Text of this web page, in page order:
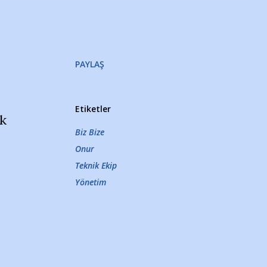
PAYLAŞ
Etiketler
Biz Bize
Onur
Teknik Ekip
Yönetim